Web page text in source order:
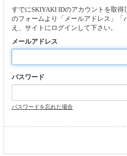
すでにSKIYAKI IDのアカウントを取
のフォームより「メールアドレス」「
え、サイトにログインして下さい。
メールアドレス
パスワード
パスワードを忘れた場合